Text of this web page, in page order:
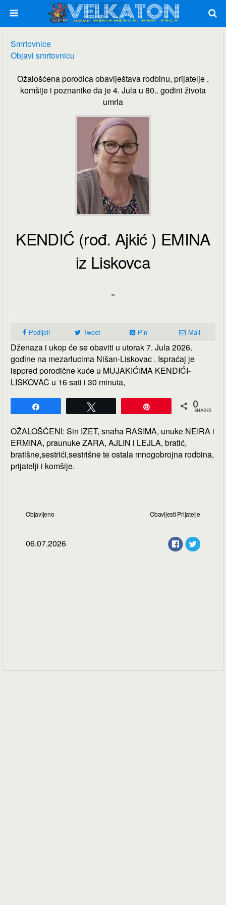
Smrtovnice
Objavi smrtovnicu
Ožalošćena porodica obaviještava rodbinu, prijatelje ,
komšije i poznanike da je 4. Jula u 80.. godini života
umrla
KENDIĆ (rođ. Ajkić ) EMINA
iz Liskovca
-
Podijeli Tweet Pin Mail
Dženaza i ukop će se obaviti u utorak 7. Jula 2026.
godine na mezarlucima Nišan-Liskovac . Ispraćaj je
isppred porodične kuće u MUJAKIĆIMA KENDIĆI-
LISKOVAC u 16 sati i 30 minuta,
0
SHARES
OŽALOŠĆENI: Sin IZET, snaha RASIMA, unuke NEIRA i
ERMINA, praunuke ZARA, AJLIN i LEJLA, bratić,
bratišne,sestrići,sestrišne te ostala mnogobrojna rodbina,
prijatelji i komšije.
Objavljeno
06.07.2026
Obavijesti Prijatelje